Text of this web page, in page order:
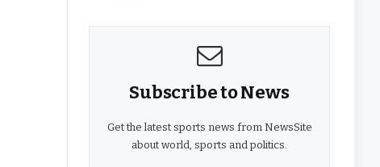
Subscribe to News
Get the latest sports news from NewsSite
about world, sports and politics.